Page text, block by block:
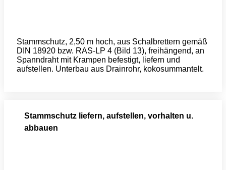
Stammschutz, 2,50 m hoch, aus Schalbrettern gemäß
DIN 18920 bzw. RAS-LP 4 (Bild 13), freihängend, an
Spanndraht mit Krampen befestigt, liefern und
aufstellen. Unterbau aus Drainrohr, kokosummantelt.
Stammschutz liefern, aufstellen, vorhalten u.
abbauen